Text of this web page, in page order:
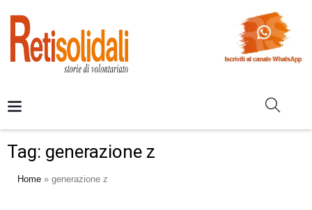
Tag: generazione z
Home » generazione z